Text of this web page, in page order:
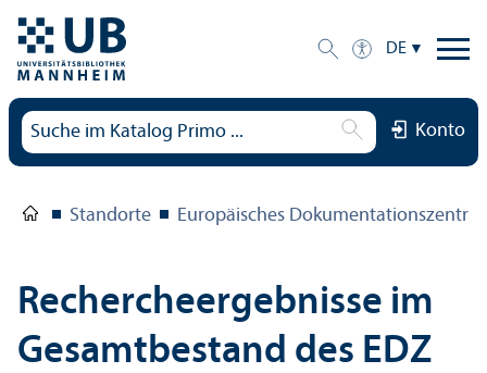
DE
Konto
Standorte Europäisches
Rechercheergebnisse im
Gesamtbestand des EDZ